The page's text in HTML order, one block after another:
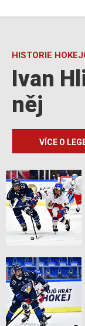
HISTORIE
Ivan
něj
VÍCE O